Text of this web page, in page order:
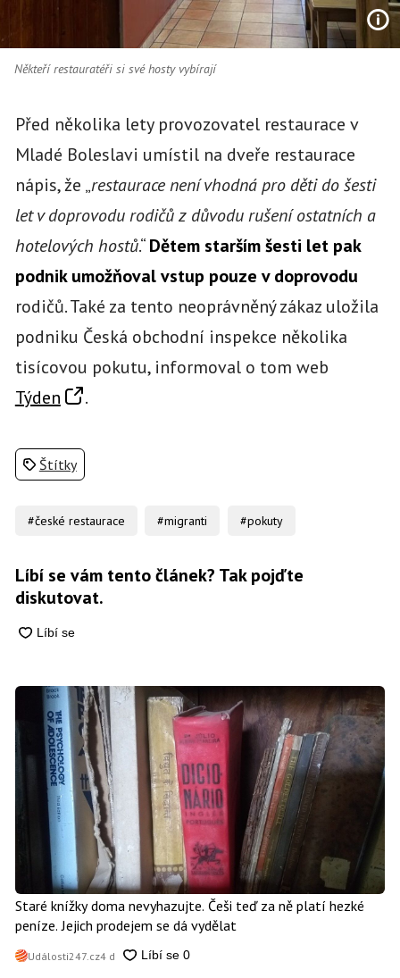
Někteří restauratéři si své hosty vybírají
Před několika lety provozovatel restaurace v
Mladé Boleslavi umístil na dveře restaurace
nápis, že „restaurace není vhodná pro děti do šesti
let v doprovodu rodičů z důvodu rušení ostatních a
hotelových hostů.“Dětem starším šesti let pak
podnik umožňoval vstup pouze v doprovodu
rodičů. Také za tento neoprávněný zákaz uložila
podniku Česká obchodní inspekce několika
tisícovou pokutu, informoval o tom web
Týden
.
Štítky
#české restaurace #migranti #pokuty
Líbí se vám tento článek? Tak pojďte
diskutovat.
Staré knížky doma nevyhazujte. Češi teď za ně platí hezké
peníze. Jejich prodejem se dá vydělat
Události247.cz4 d